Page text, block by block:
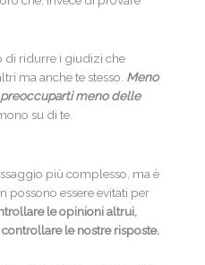
di ridurre i giudizi che
ma anche te stesso. Meno
meno delle
su di te.
più complesso, ma è
possono essere evitati per
le opinioni altrui,
le nostre risposte.